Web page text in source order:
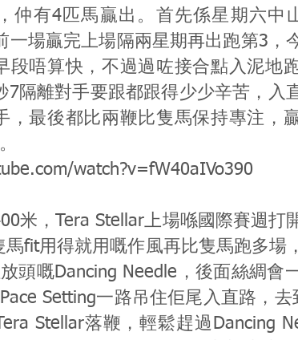
仲有4匹馬贏出。首先係星期六中
一場贏完上場隔兩星期再出跑第3，
段唔算快，不過過咗接合點入泥地
7隔離對手要跟都跟得少少辛苦，入
，最後都比兩鞭比隻馬保持專注，
watch?v=fW40aIVo390
米，Tera Stellar上場喺國際賽週打
馬fit用得就用嘅作風再比隻馬跑多場
頭嘅Dancing Needle，後面絲綢會
Setting一路吊住佢尾入直路，去
Stellar落鞭，輕鬆趕過Dancing